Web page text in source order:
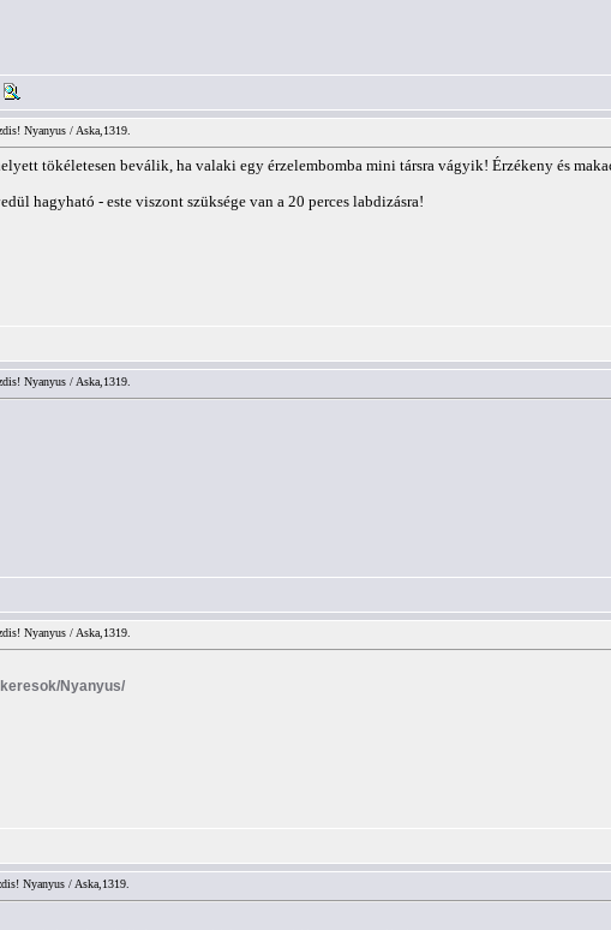
Nyanyus / Aska,1319.
tökéletesen beválik, ha valaki egy érzelembomba mini társra vágyik! Érzékeny és
hagyható - este viszont szüksége van a 20 perces labdizásra!
Nyanyus / Aska,1319.
Nyanyus / Aska,1319.
Nyanyus/
Nyanyus / Aska,1319.